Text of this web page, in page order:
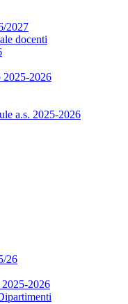
2027
docenti
2025-2026
a.s. 2025-2026
26
2026